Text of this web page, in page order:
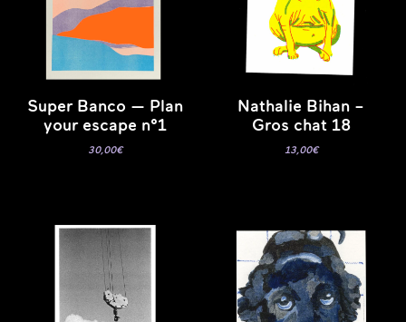
Super Banco — Plan
your escape n°1
30,00€
Nathalie Bihan –
Gros chat 18
13,00€